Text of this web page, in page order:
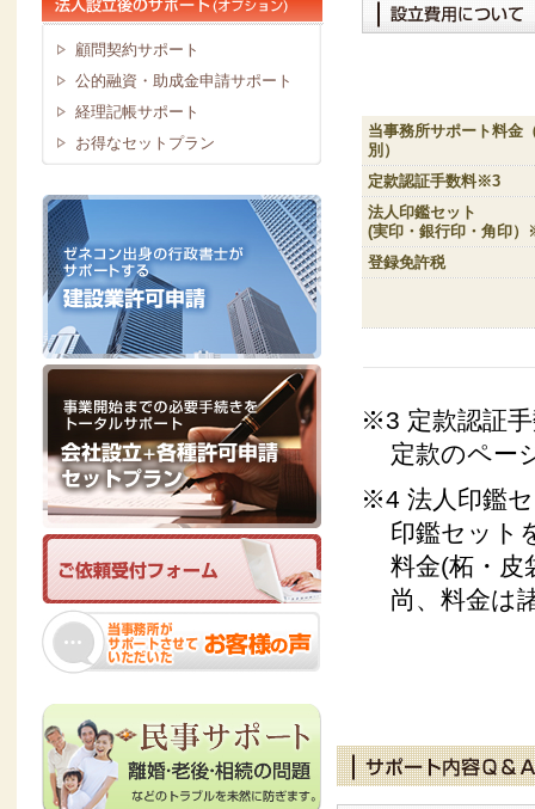
当事務所サポート料金
別）
定款認証手数料※3
法人印鑑セット
(実印・銀行印・角印
登録免許税
※3 定款認証
定款のペー
※4 法人印鑑
印鑑セット
料金(柘・皮
尚、料金は
顧問契約サポート
公的融資・助成金申請サポート
経理記帳サポート
お得なセットプラン